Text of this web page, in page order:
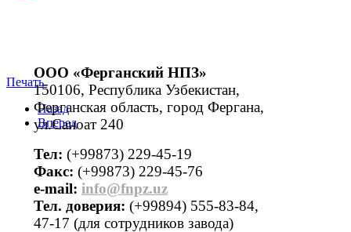
Печать
Назад
Вперед
ООО «Ферганский НПЗ»
150106, Республика Узбекистан,
Ферганская область, город Фергана,
ул.Саноат 240
Тел: (+99873) 229-45-19
Факс: (+99873) 229-45-76
е-mail: info@fnpz.uz
Тел. доверия: (+99894) 555-83-84,
47-17 (для сотрудников завода)